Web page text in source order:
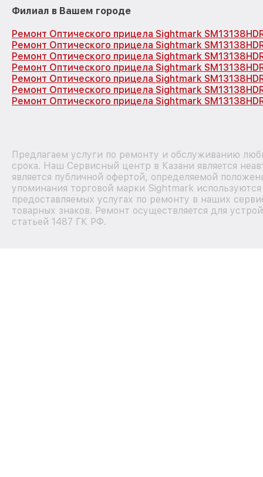
Филиал в Вашем городе
Ремонт Оптического прицела Sightmark
Ремонт Оптического прицела Sightmark
Ремонт Оптического прицела Sightmark
Ремонт Оптического прицела Sightmark
Ремонт Оптического прицела Sightmark
Ремонт Оптического прицела Sightmark
Ремонт Оптического прицела Sightmark
Предлагаем услуги по ремонту и обслуживанию
срока. Наш Сервисный центр в Казани является
является публичной офертой, определяемой
упоминания торговой марки Sightmark
предоставляемых услугах по ремонту в наших
товарных знаков. Ремонт осуществляется для
статьей 1487 ГК РФ.